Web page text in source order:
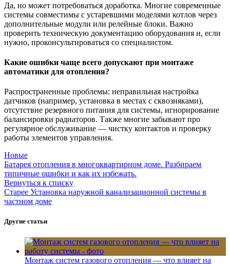
Да, но может потребоваться доработка. Многие современные
системы совместимы с устаревшими моделями котлов через
дополнительные модули или релейные блоки. Важно
проверить техническую документацию оборудования и, если
нужно, проконсультироваться со специалистом.
Какие ошибки чаще всего допускают при монтаже
автоматики для отопления?
Распространенные проблемы: неправильная настройка
датчиков (например, установка в местах с сквозняками),
отсутствие резервного питания для системы, игнорирование
балансировки радиаторов. Также многие забывают про
регулярное обслуживание — чистку контактов и проверку
работы элементов управления.
Новые
Батарея отопления в многоквартирном доме. Разбираем
типичные ошибки и как их избежать.
Вернуться к списку
Старее Установка наружной канализационной системы в
частном доме
Другие статьи
Монтаж систем газового отопления — что влияет на